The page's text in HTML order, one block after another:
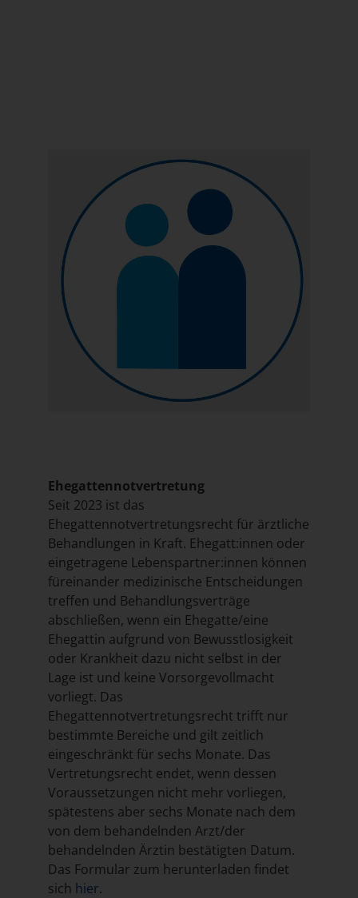
Ehegattennotvertretung
Seit 2023 ist das
Ehegattennotvertretungsrecht für ärztliche
Behandlungen in Kraft. Ehegatt:innen oder
eingetragene Lebenspartner:innen können
füreinander medizinische Entscheidungen
treffen und Behandlungsverträge
abschließen, wenn ein Ehegatte/eine
Ehegattin aufgrund von Bewusstlosigkeit
oder Krankheit dazu nicht selbst in der
Lage ist und keine Vorsorgevollmacht
vorliegt. Das
Ehegattennotvertretungsrecht trifft nur
bestimmte Bereiche und gilt zeitlich
eingeschränkt für sechs Monate. Das
Vertretungsrecht endet, wenn dessen
Voraussetzungen nicht mehr vorliegen,
spätestens aber sechs Monate nach dem
von dem behandelnden Arzt/der
behandelnden Ärztin bestätigten Datum.
Das Formular zum herunterladen findet
sich hier.